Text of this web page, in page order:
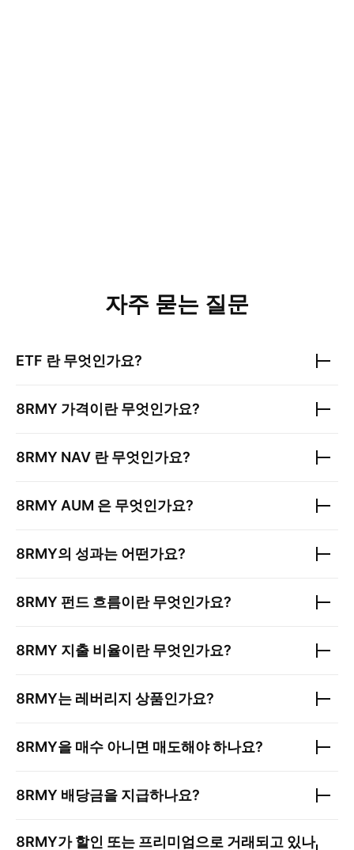
자주 묻는 질문
ETF 란 무엇인가요?
8RMY 가격이란 무엇인가요?
8RMY NAV 란 무엇인가요?
8RMY AUM 은 무엇인가요?
8RMY의 성과는 어떤가요?
8RMY 펀드 흐름이란 무엇인가요?
8RMY 지출 비율이란 무엇인가요?
8RMY는 레버리지 상품인가요?
8RMY을 매수 아니면 매도해야 하나요?
8RMY 배당금을 지급하나요?
8RMY가 할인 또는 프리미엄으로 거래되고 있나